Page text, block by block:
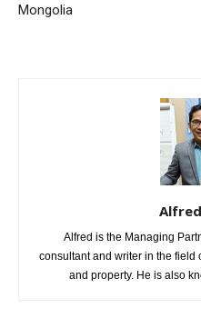
Mongolia
Alfred is the Managing
consultant and writer in the field
and property. He is also